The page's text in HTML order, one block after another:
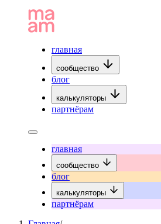
главная
сообщество
блог
калькуляторы
партнёрам
главная
сообщество
блог
калькуляторы
партнёрам